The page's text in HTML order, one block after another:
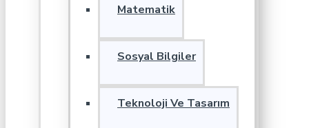
Matematik
Sosyal Bilgiler
Teknoloji Ve Tasarım